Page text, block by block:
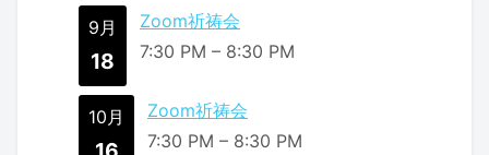
9月
18
Zoom祈祷会
7:30 PM – 8:30 PM
10月
Zoom祈祷会
7:30 PM – 8:30 PM